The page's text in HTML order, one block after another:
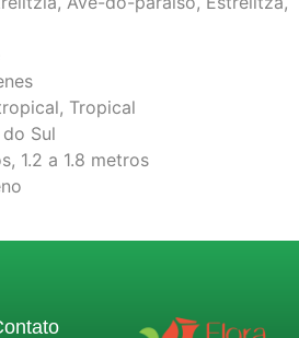
Tropical
Sul
1.2 a 1.8 metros